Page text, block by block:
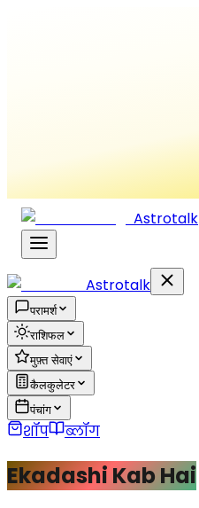
Astrotalk
Astrotalk
परामर्श
राशिफल
मुफ़्त सेवाएं
कैलकुलेटर
पंचांग
शॉप ब्लॉग
Ekadashi Kab Hai